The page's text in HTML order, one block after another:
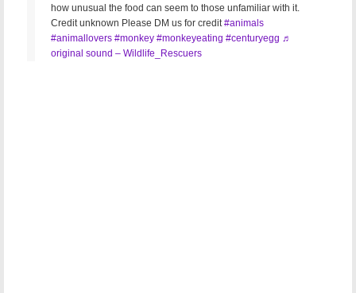
how unusual the food can seem to those unfamiliar with it.
Credit unknown Please DM us for credit#animals
#animallovers #monkey #monkeyeating #centuryegg ♬
original sound – Wildlife_Rescuers